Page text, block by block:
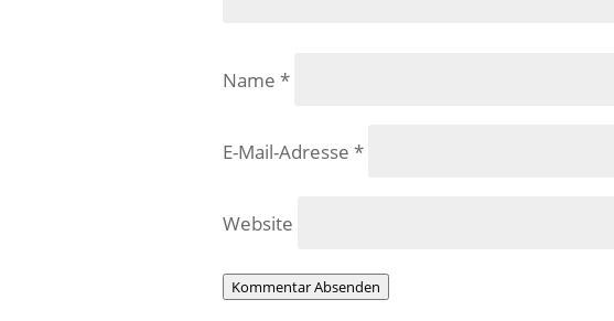
Name *
E-Mail-Adresse *
Website
Kommentar Absenden